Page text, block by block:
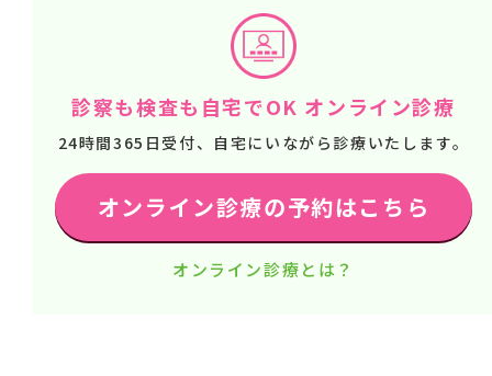
診察も検査も自宅でOK オンライン診療
24時間365日受付、自宅にいながら診療いたします。
オンライン診療の予約はこちら
オンライン診療とは？